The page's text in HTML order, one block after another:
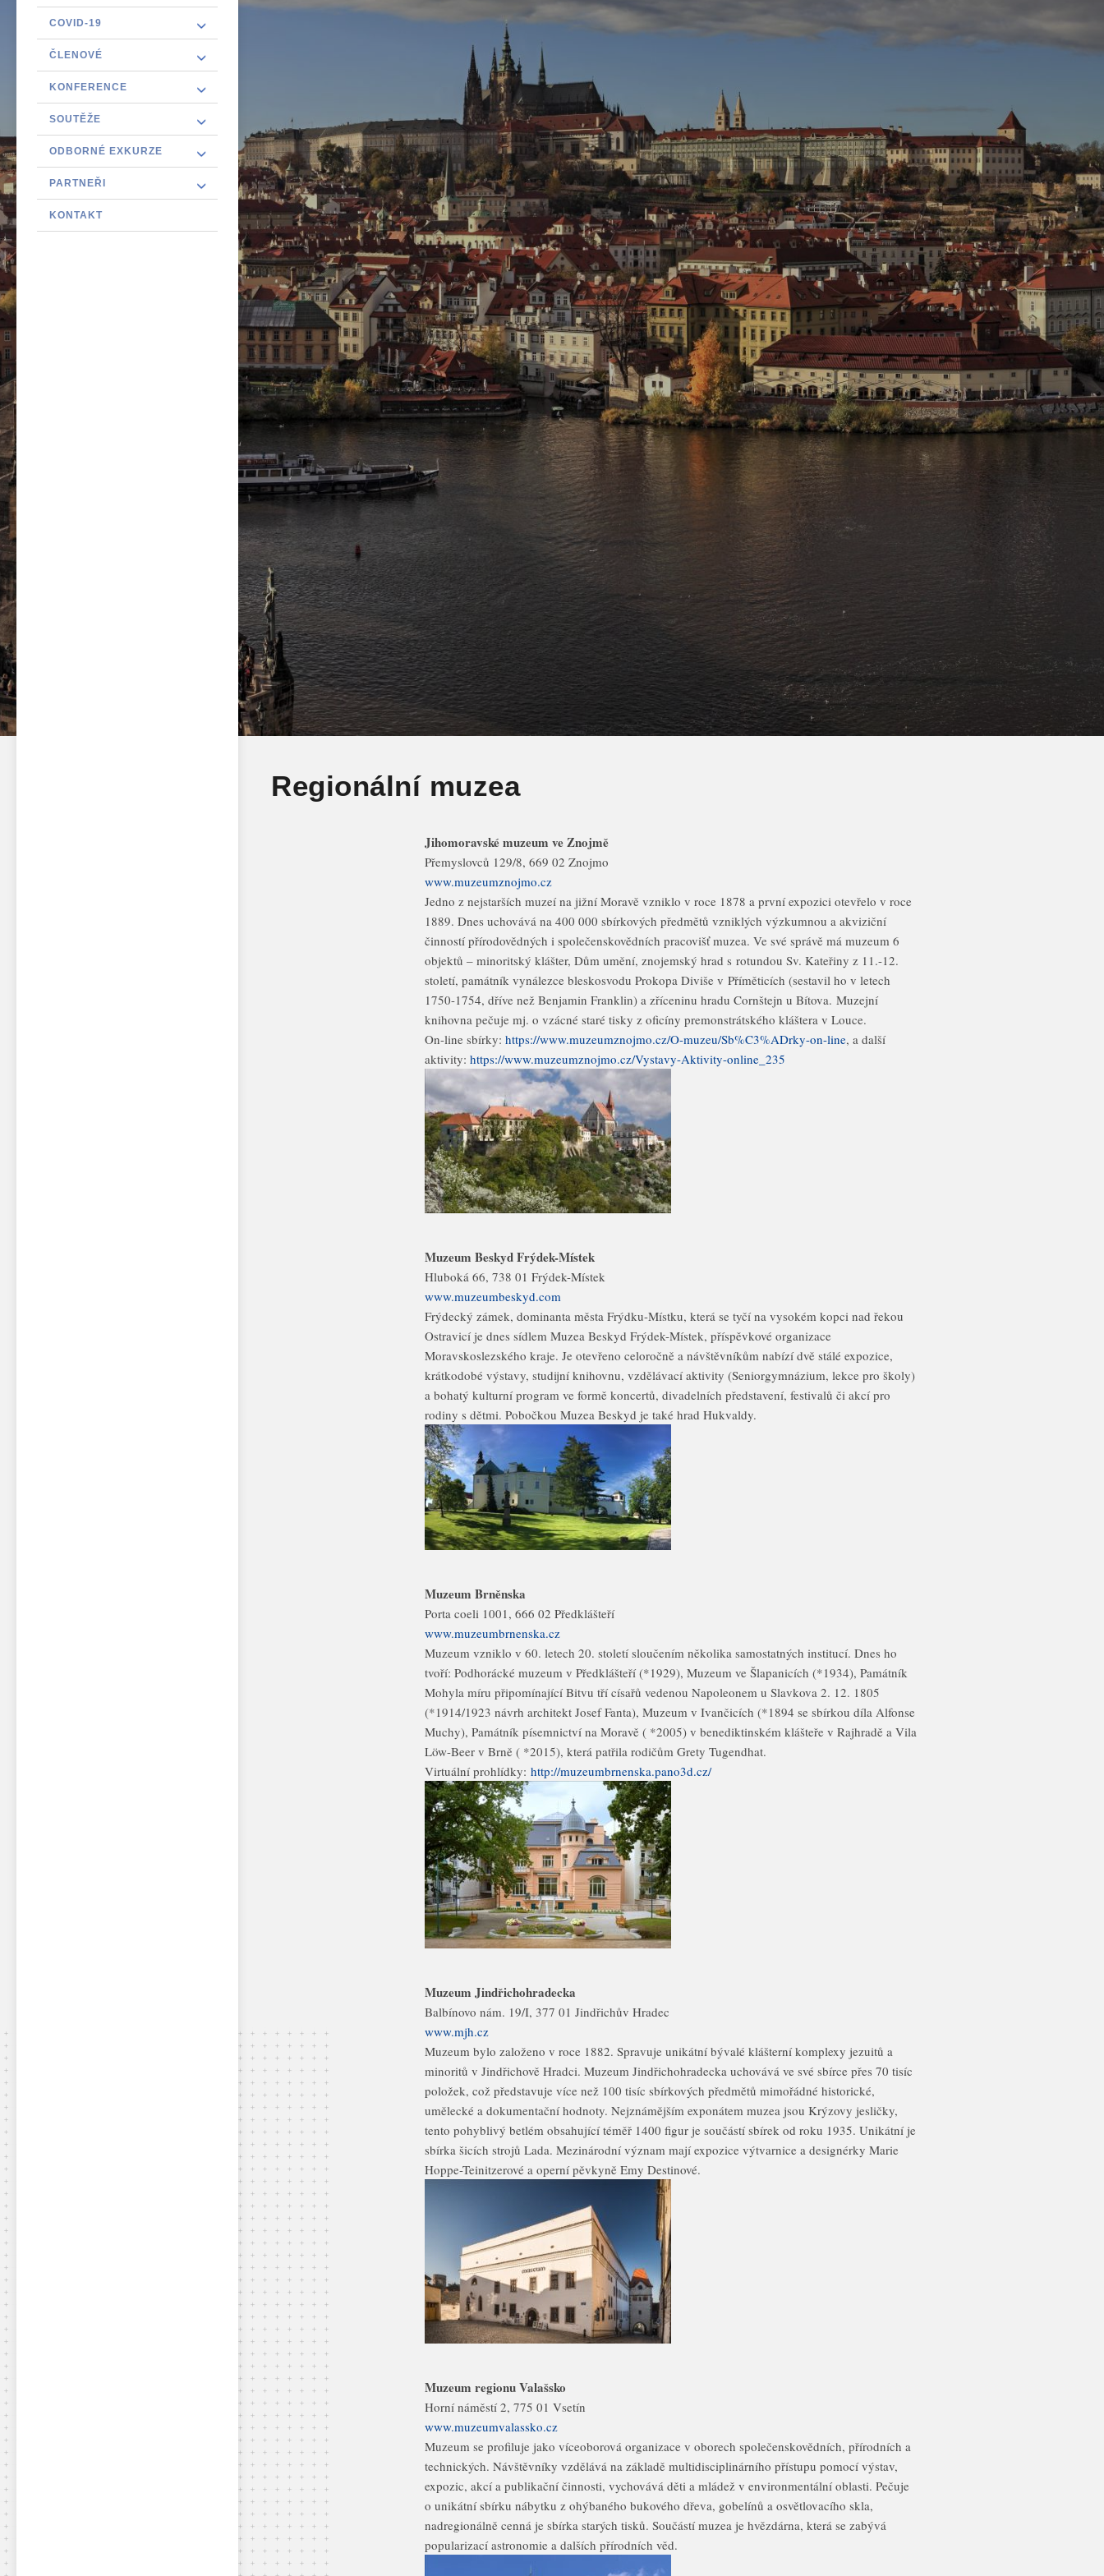
COVID-19
ČLENOVÉ
KONFERENCE
SOUTĚŽE
ODBORNÉ EXKURZE
PARTNEŘI
KONTAKT
Regionální muzea
Jihomoravské muzeum ve Znojmě
Přemyslovců 129/8, 669 02 Znojmo
www.muzeumznojmo.cz
Jedno z nejstarších muzeí na jižní Moravě vzniklo v roce 1878 a první expozici otevřelo v roce
1889. Dnes uchovává na 400 000 sbírkových předmětů vzniklých výzkumnou a akviziční
činností přírodovědných i společenskovědních pracovišť muzea. Ve své správě má muzeum 6
objektů – minoritský klášter, Dům umění, znojemský hrad s rotundou Sv. Kateřiny z 11.-12.
století, památník vynálezce bleskosvodu Prokopa Diviše v Příměticích (sestavil ho v letech
1750-1754, dříve než Benjamin Franklin) a zříceninu hradu Cornštejn u Bítova. Muzejní
knihovna pečuje mj. o vzácné staré tisky z oficíny premonstrátského kláštera v Louce.
On-line sbírky: https://www.muzeumznojmo.cz/O-muzeu/Sb%C3%ADrky-on-line, a další
aktivity: https://www.muzeumznojmo.cz/Vystavy-Aktivity-online_235
Muzeum Beskyd Frýdek-Místek
Hluboká 66, 738 01 Frýdek-Místek
www.muzeumbeskyd.com
Frýdecký zámek, dominanta města Frýdku-Místku, která se tyčí na vysokém kopci nad řekou
Ostravicí je dnes sídlem Muzea Beskyd Frýdek-Místek, příspěvkové organizace
Moravskoslezského kraje. Je otevřeno celoročně a návštěvníkům nabízí dvě stálé expozice,
krátkodobé výstavy, studijní knihovnu, vzdělávací aktivity (Seniorgymnázium, lekce pro školy)
a bohatý kulturní program ve formě koncertů, divadelních představení, festivalů či akcí pro
rodiny s dětmi. Pobočkou Muzea Beskyd je také hrad Hukvaldy.
Muzeum Brněnska
Porta coeli 1001, 666 02 Předklášteří
www.muzeumbrnenska.cz
Muzeum vzniklo v 60. letech 20. století sloučením několika samostatných institucí. Dnes ho
tvoří: Podhorácké muzeum v Předklášteří (*1929), Muzeum ve Šlapanicích (*1934), Památník
Mohyla míru připomínající Bitvu tří císařů vedenou Napoleonem u Slavkova 2. 12. 1805
(*1914/1923 návrh architekt Josef Fanta), Muzeum v Ivančicích (*1894 se sbírkou díla Alfonse
Muchy), Památník písemnictví na Moravě ( *2005) v benediktinském klášteře v Rajhradě a Vila
Löw-Beer v Brně ( *2015), která patřila rodičům Grety Tugendhat.
Virtuální prohlídky: http://muzeumbrnenska.pano3d.cz/
Muzeum Jindřichohradecka
Balbínovo nám. 19/I, 377 01 Jindřichův Hradec
www.mjh.cz
Muzeum bylo založeno v roce 1882. Spravuje unikátní bývalé klášterní komplexy jezuitů a
minoritů v Jindřichově Hradci. Muzeum Jindřichohradecka uchovává ve své sbírce přes 70 tisíc
položek, což představuje více než 100 tisíc sbírkových předmětů mimořádné historické,
umělecké a dokumentační hodnoty. Nejznámějším exponátem muzea jsou Krýzovy jesličky,
tento pohyblivý betlém obsahující téměř 1400 figur je součástí sbírek od roku 1935. Unikátní je
sbírka šicích strojů Lada. Mezinárodní význam mají expozice výtvarnice a designérky Marie
Hoppe-Teinitzerové a operní pěvkyně Emy Destinové.
Muzeum regionu Valašsko
Horní náměstí 2, 775 01 Vsetín
www.muzeumvalassko.cz
Muzeum se profiluje jako víceoborová organizace v oborech společenskovědních, přírodních a
technických. Návštěvníky vzdělává na základě multidisciplinárního přístupu pomocí výstav,
expozic, akcí a publikační činnosti, vychovává děti a mládež v environmentální oblasti. Pečuje
o unikátní sbírku nábytku z ohýbaného bukového dřeva, gobelínů a osvětlovacího skla,
nadregionálně cenná je sbírka starých tisků. Součástí muzea je hvězdárna, která se zabývá
popularizací astronomie a dalších přírodních věd.